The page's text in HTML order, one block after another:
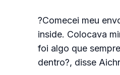
?Comecei meu
inside. Colocava
foi algo que
dentro?, disse